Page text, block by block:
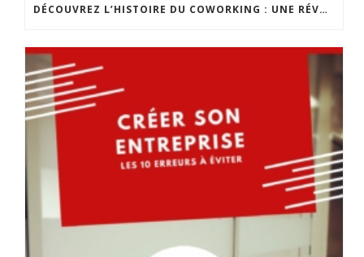
DÉCOUVREZ L’HISTOIRE DU COWORKING : UNE RÉVOLUTION DANS LE MONDE DU TRAVAIL